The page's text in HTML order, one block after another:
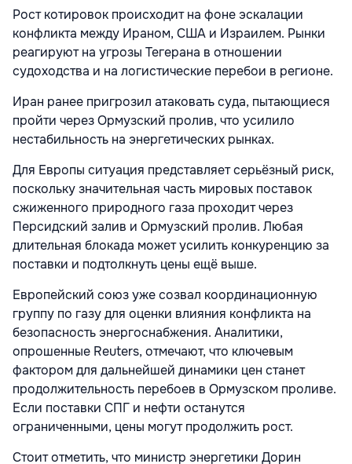
Рост котировок происходит на фоне эскалации
конфликта между Ираном, США и Израилем. Рынки
реагируют на угрозы Тегерана в отношении
судоходства и на логистические перебои в регионе.
Иран ранее пригрозил атаковать суда, пытающиеся
пройти через Ормузский пролив, что усилило
нестабильность на энергетических рынках.
Для Европы ситуация представляет серьёзный риск,
поскольку значительная часть мировых поставок
сжиженного природного газа проходит через
Персидский залив и Ормузский пролив. Любая
длительная блокада может усилить конкуренцию за
поставки и подтолкнуть цены ещё выше.
Европейский союз уже созвал координационную
группу по газу для оценки влияния конфликта на
безопасность энергоснабжения. Аналитики,
опрошенные Reuters, отмечают, что ключевым
фактором для дальнейшей динамики цен станет
продолжительность перебоев в Ормузском проливе.
Если поставки СПГ и нефти останутся
ограниченными, цены могут продолжить рост.
Стоит отметить, что министр энергетики Дорин